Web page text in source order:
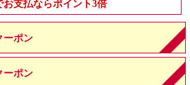
お支払ならポイント3倍
ーポン
ーポン